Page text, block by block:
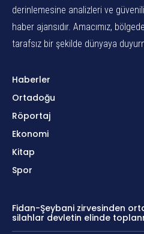
derinlemesine analizleri ve
haber ajansıdır. Amacımız,
tarafsız bir şekilde dünyaya
Haberler
Ortadoğu
Röportaj
Ekonomi
Kitap
Spor
Fidan-Şeybani zirvesinden
silahlar devletin elinde